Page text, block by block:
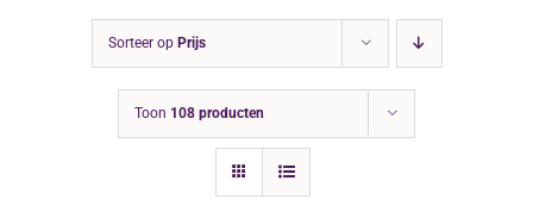
Sorteer op Prijs
Toon 108 producten